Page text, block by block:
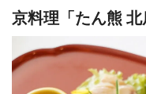
京料理「たん熊 北